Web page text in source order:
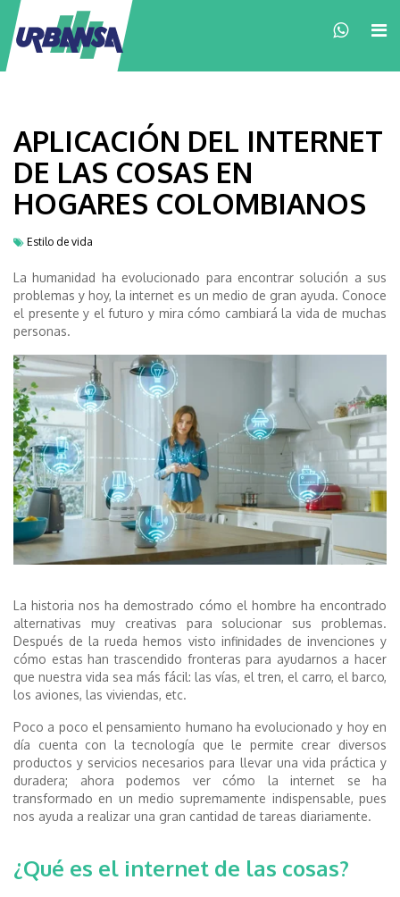
APLICACIÓN DEL INTERNET
DE LAS COSAS EN
HOGARES COLOMBIANOS
Estilo de vida
La humanidad ha evolucionado para encontrar solución a sus
problemas y hoy, la internet es un medio de gran ayuda. Conoce
el presente y el futuro y mira cómo cambiará la vida de muchas
personas.
La historia nos ha demostrado cómo el hombre ha encontrado
alternativas muy creativas para solucionar sus problemas.
Después de la rueda hemos visto infinidades de invenciones y
cómo estas han trascendido fronteras para ayudarnos a hacer
que nuestra vida sea más fácil: las vías, el tren, el carro, el barco,
los aviones, las viviendas, etc.
Poco a poco el pensamiento humano ha evolucionado y hoy en
día cuenta con la tecnología que le permite crear diversos
productos y servicios necesarios para llevar una vida práctica y
duradera; ahora podemos ver cómo la internet se ha
transformado en un medio supremamente indispensable, pues
nos ayuda a realizar una gran cantidad de tareas diariamente.
¿Qué es el internet de las cosas?